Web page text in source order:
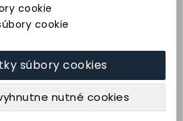
krátky rukáv
cookie
cookie
súbory cookies
nutné cookies